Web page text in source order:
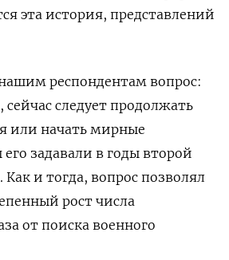
эта история, представлений
респондентам вопрос:
сейчас следует продолжать
или начать мирные
задавали в годы второй
и тогда, вопрос позволял
рост числа
от поиска военного